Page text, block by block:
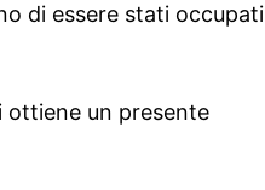
di essere stati occupati
ottiene un presente